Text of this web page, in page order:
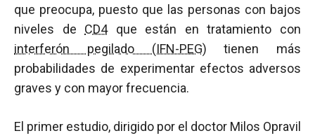
que preocupa, puesto que las personas con bajos
niveles de CD4que están en tratamiento con
interferón pegilado (IFN-PEG) tienen más
probabilidades de experimentar efectos adversos
graves y con mayor frecuencia.
El primer estudio, dirigido por el doctor Milos Opravil